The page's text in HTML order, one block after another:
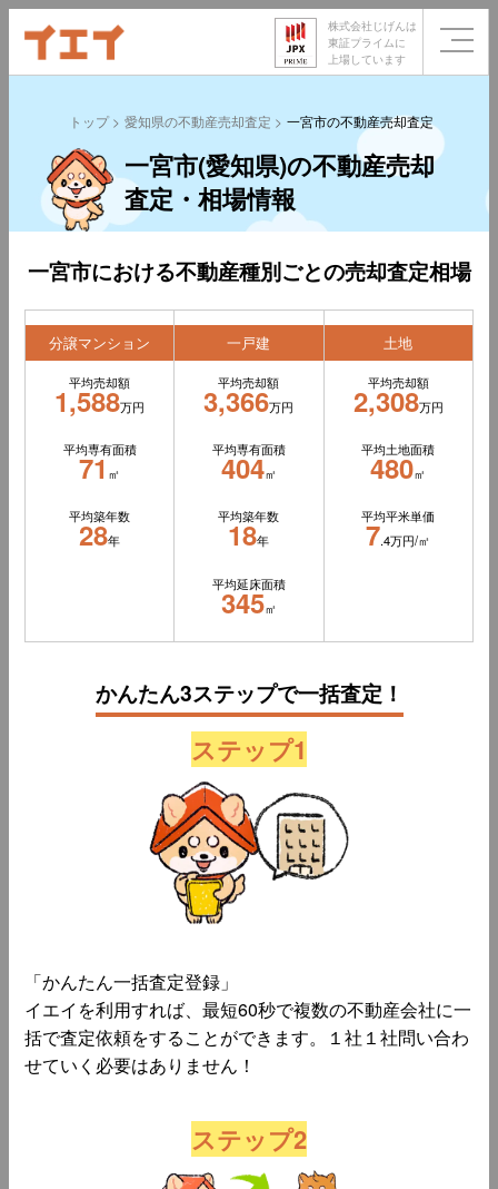
株式会社じげんは
東証プライムに
上場しています
トップ 愛知県の不動産売却査定 一宮市の不動産売却査定
一宮市(愛知県)の不動産売却
査定・相場情報
一宮市における不動産種別ごとの売却査定相場
分譲マンション
平均売却額
1,588万円
平均専有面積
71㎡
平均築年数
28年
一戸建
平均売却額
3,366万円
平均専有面積
404㎡
平均築年数
18年
平均延床面積
345㎡
土地
平均売却額
2,308万円
平均土地面積
480㎡
平均平米単価
7.4万円/㎡
かんたん3ステップで一括査定！
ステップ1
「かんたん一括査定登録」
イエイを利用すれば、最短60秒で複数の不動産会社に一
括で査定依頼をすることができます。１社１社問い合わ
せていく必要はありません！
ステップ2